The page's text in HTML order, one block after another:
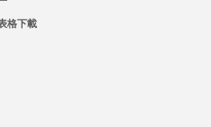
格下載